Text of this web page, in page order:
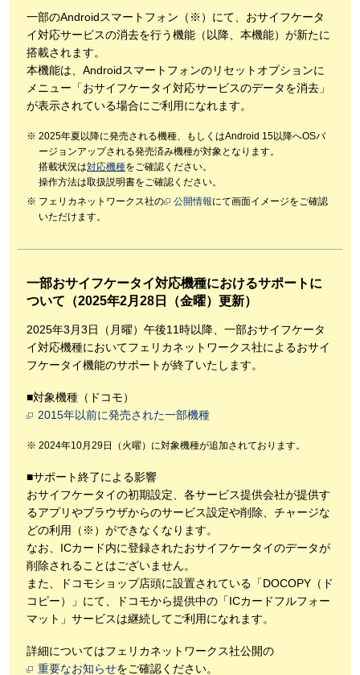
一部のAndroidスマートフォン（※）にて、おサイフケータ
イ対応サービスの消去を行う機能（以降、本機能）が新たに
搭載されます。
本機能は、Androidスマートフォンのリセットオプションに
メニュー「おサイフケータイ対応サービスのデータを消去」
が表示されている場合にご利用になれます。
2025年夏以降に発売される機種、もしくはAndroid 15以降へOSバ
ージョンアップされる発売済み機種が対象となります。
搭載状況は対応機種をご確認ください。
操作方法は取扱説明書をご確認ください。
フェリカネットワークス社の
公開情報にて画面イメージをご確認
いただけます。
一部おサイフケータイ対応機種におけるサポートに
ついて（2025年2月28日（金曜）更新）
2025年3月3日（月曜）午後11時以降、一部おサイフケータ
イ対応機種においてフェリカネットワークス社によるおサイ
フケータイ機能のサポートが終了いたします。
■対象機種（ドコモ）
2015年以前に発売された一部機種
2024年10月29日（火曜）に対象機種が追加されております。
■サポート終了による影響
おサイフケータイの初期設定、各サービス提供会社が提供す
るアプリやブラウザからのサービス設定や削除、チャージな
どの利用（※）ができなくなります。
なお、ICカード内に登録されたおサイフケータイのデータが
削除されることはございません。
また、ドコモショップ店頭に設置されている「DOCOPY（ド
コピー）」にて、ドコモから提供中の「ICカードフルフォー
マット」サービスは継続してご利用になれます。
詳細についてはフェリカネットワークス社公開の
重要なお知らせをご確認ください。